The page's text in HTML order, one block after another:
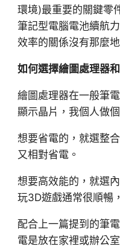
環境)最重要的關鍵零
筆記型電腦電池續航
效率的關係沒有那麼地
如何選擇繪圖處理器
繪圖處理器在一般筆
顯示晶片，我個人做
想要省電的，就選整
又相對省電。
想要高效能的，就選
玩3D遊戲通常很順暢
配合上一篇提到的筆
電是放在家裡或辦公